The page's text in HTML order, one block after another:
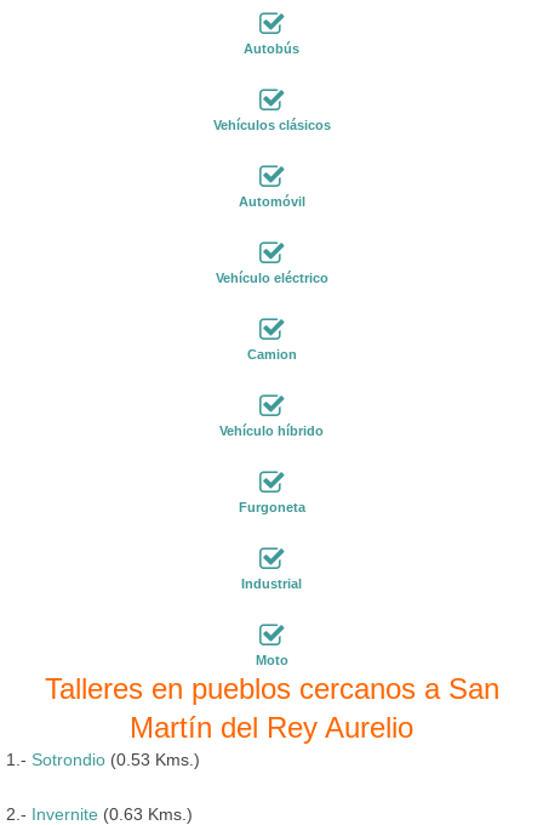
Autobús
Vehículos clásicos
Automóvil
Vehículo eléctrico
Camion
Vehículo híbrido
Furgoneta
Industrial
Moto
Talleres en pueblos cercanos a San
Martín del Rey Aurelio
1.- Sotrondio (0.53 Kms.)
2.- Invernite (0.63 Kms.)